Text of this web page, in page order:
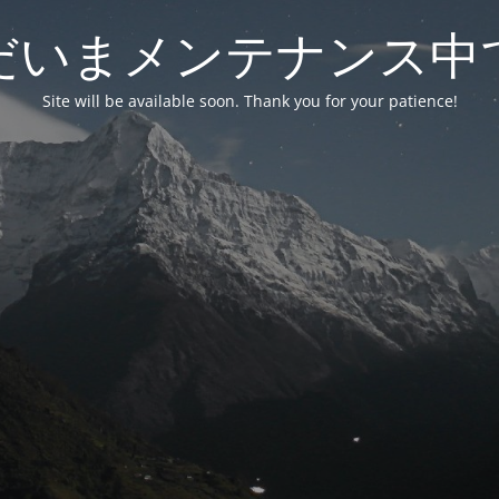
いまメンテナンス中
Site will be available soon. Thank you for your patience!